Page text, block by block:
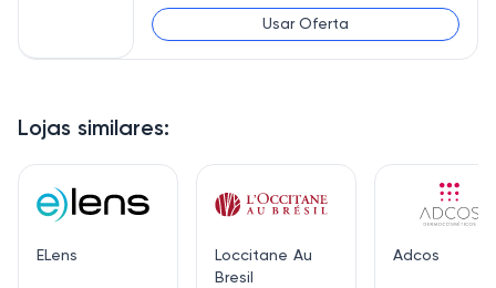
Lojas similares:
ELens
Loccitane Au
Bresil
Adcos
Usar Oferta